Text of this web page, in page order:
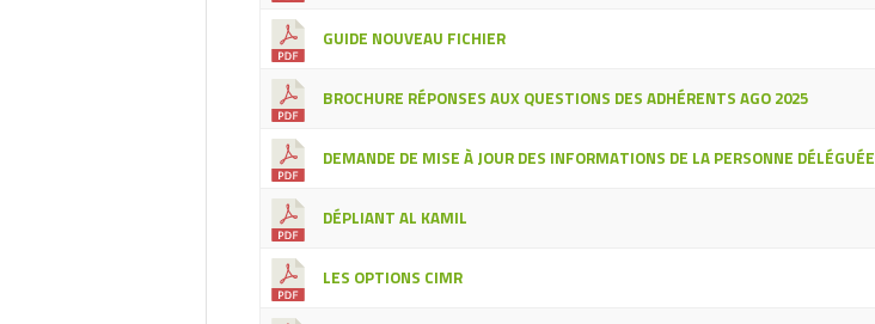
GUIDE NOUVEAU FICHIER
BROCHURE RÉPONSES AUX QUESTIONS DES ADHÉRENTS AGO 2025
DEMANDE DE MISE À JOUR DES INFORMATIONS DE LA PERSONNE DÉLÉGUÉE
DÉPLIANT AL KAMIL
LES OPTIONS CIMR